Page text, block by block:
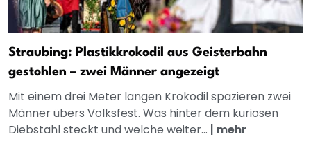
Straubing: Plastikkrokodil aus Geisterbahn
gestohlen – zwei Männer angezeigt
Mit einem drei Meter langen Krokodil spazieren zwei
Männer übers Volksfest. Was hinter dem kuriosen
Diebstahl steckt und welche weiter... | mehr